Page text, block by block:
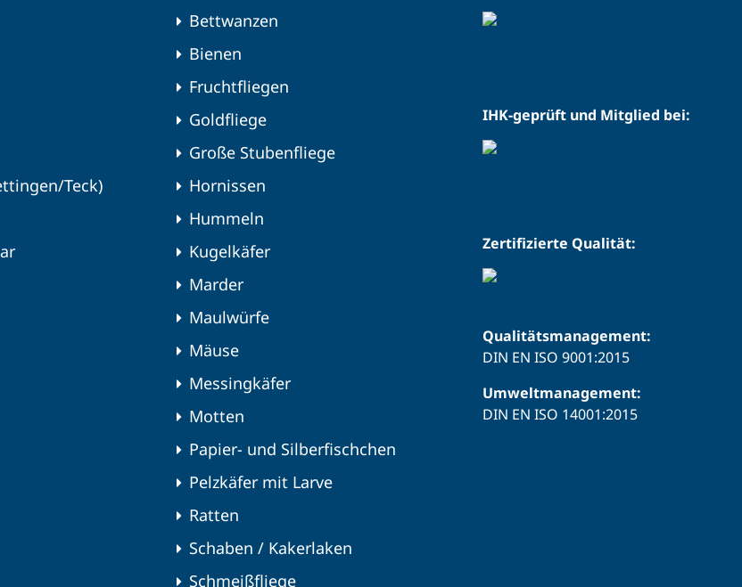
Teck)
Bettwanzen
Bienen
Fruchtfliegen
Goldfliege
Große Stubenfliege
Hornissen
Hummeln
Kugelkäfer
Marder
Maulwürfe
Mäuse
Messingkäfer
Motten
Papier- und Silberfischchen
Pelzkäfer mit Larve
Ratten
Schaben / Kakerlaken
Schmeißfliege
IHK-geprüft und Mitglied bei:
Zertifizierte Qualität:
Qualitätsmanagement:
DIN EN ISO 9001:2015
Umweltmanagement:
DIN EN ISO 14001:2015